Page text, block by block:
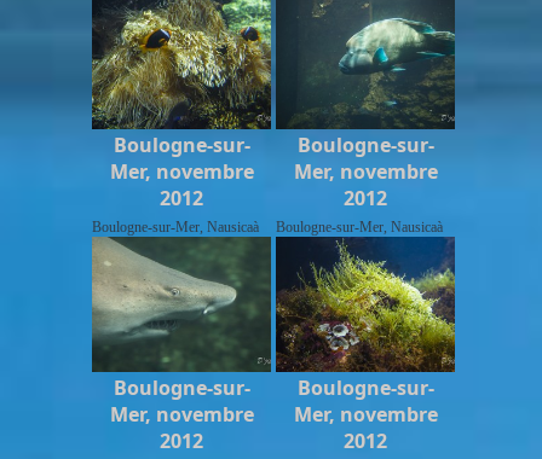
Boulogne-sur-
Mer, novembre
2012
Boulogne-sur-Mer, Nausicaà
Boulogne-sur-
Mer, novembre
2012
Boulogne-sur-Mer, Nausicaà
Boulogne-sur-
Mer, novembre
2012
Boulogne-sur-
Mer, novembre
2012